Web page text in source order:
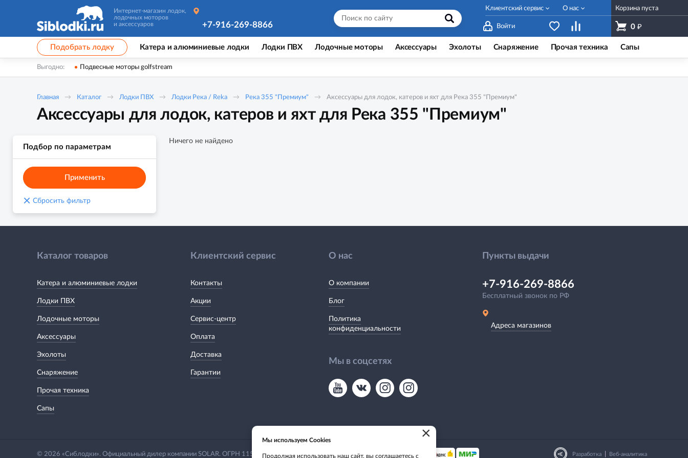
Интернет-магазин лодок,
лодочных моторов
и аксессуаров
Войти
Корзина пуста
0 ₽
+7-916-269-8866
Клиентский сервис О нас
Подобрать лодку Катера и алюминиевые лодки Лодки ПВХ Лодочные моторы Аксессуары Эхолоты Снаряжение Прочая техника Сапы
Выгодно: Подвесные моторы golfstream
Главная Каталог Лодки ПВХ Лодки Река / Reka Река 355 "Премиум" Аксессуары для лодок, катеров и яхт для Река 355 "Премиум"
Аксессуары для лодок, катеров и яхт для Река 355 "Премиум"
Подбор по параметрам
Применить
× Сбросить фильтр
Ничего не найдено
Каталог товаров
Катера и алюминиевые лодки
Лодки ПВХ
Лодочные моторы
Аксессуары
Эхолоты
Снаряжение
Прочая техника
Сапы
Клиентский сервис
Контакты
Акции
Сервис-центр
Оплата
Доставка
Гарантии
О нас
О компании
Блог
Политика
конфиденциальности
Мы в соцсетях
Пункты выдачи
+7-916-269-8866
Бесплатный звонок по РФ
Адреса магазинов
© 2026 «Сиблодки». Официальный дилер компании SOLAR. ОГРН 1155476135649 Мы принимаем: Разработка Веб-аналитика
×
Мы используем Cookies
Продолжая использовать наш сайт, вы соглашаетесь с